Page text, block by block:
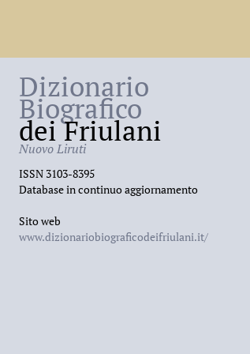
Dizionario
Biografico
dei Friulani
Nuovo Liruti
ISSN 3103-8395
Database in continuo aggiornamento
Sito web
www.dizionariobiograficodeifriulani.it/